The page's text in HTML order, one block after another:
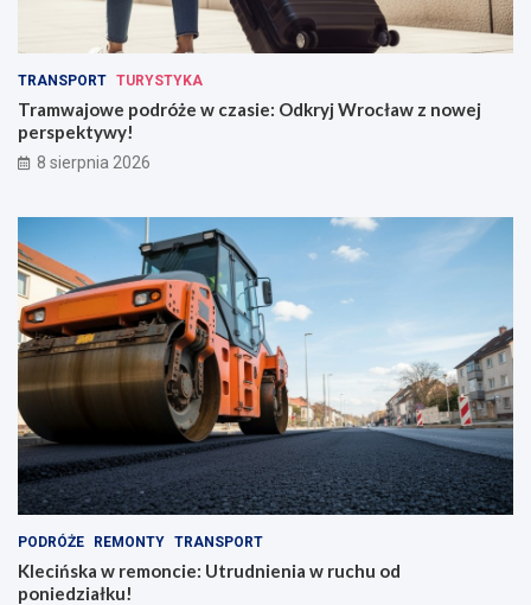
TRANSPORT TURYSTYKA
Tramwajowe podróże w czasie: Odkryj Wrocław z nowej
perspektywy!
8 sierpnia 2026
PODRÓŻE REMONTY TRANSPORT
Klecińska w remoncie: Utrudnienia w ruchu od
poniedziałku!